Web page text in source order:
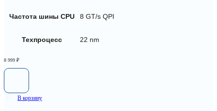
Частота шины CPU 8 GT/s QPI
Техпроцесс 22 nm
8 999 ₽
В корзину